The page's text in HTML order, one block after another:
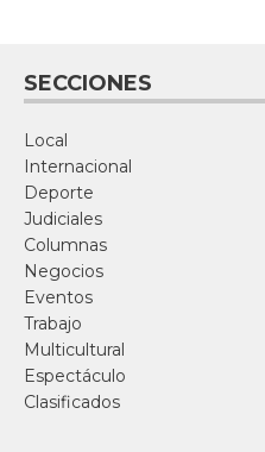
SECCIONES
Local
Internacional
Deporte
Judiciales
Columnas
Negocios
Eventos
Trabajo
Multicultural
Espectáculo
Clasificados